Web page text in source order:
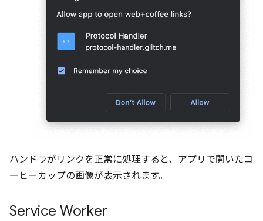
ハンドラがリンクを正常に処理すると、アプリで開いたコ
ーヒーカップの画像が表示されます。
Service Worker